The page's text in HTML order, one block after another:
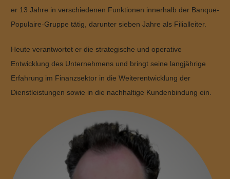
er 13 Jahre in verschiedenen Funktionen innerhalb der Banque-
Populaire-Gruppe tätig, darunter sieben Jahre als Filialleiter.
Heute verantwortet er die strategische und operative
Entwicklung des Unternehmens und bringt seine langjährige
Erfahrung im Finanzsektor in die Weiterentwicklung der
Dienstleistungen sowie in die nachhaltige Kundenbindung ein.